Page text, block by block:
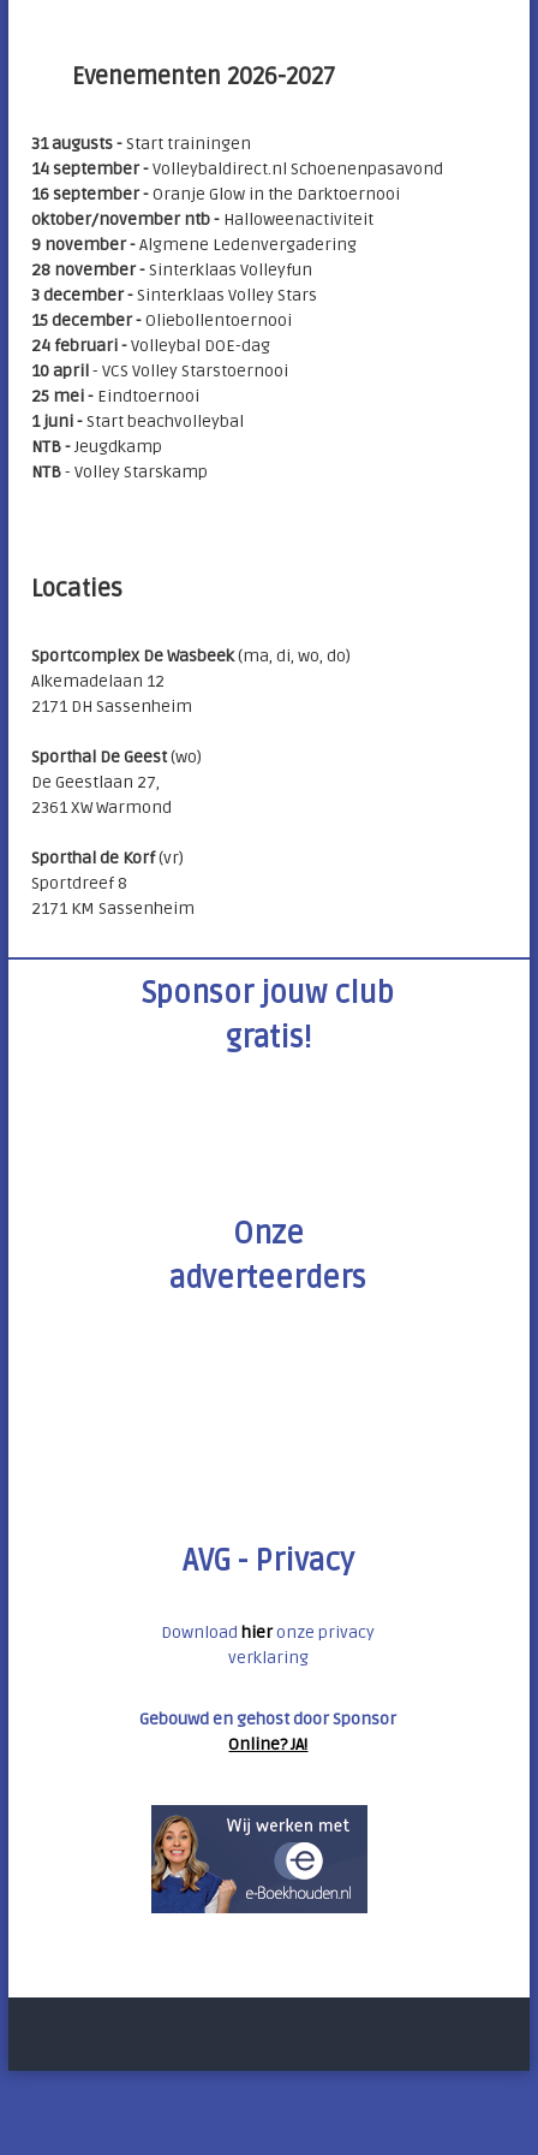
e
Evenementen 2026-2027
31 augusts -Start trainingen
14 september -Volleybaldirect.nl Schoenenpasavond
16 september -Oranje Glow in the Darktoernooi
oktober/november ntb - Halloweenactiviteit
9 november -Algmene Ledenvergadering
28 november -Sinterklaas Volleyfun
3 december -Sinterklaas Volley Stars
15 december -Oliebollentoernooi
24 februari -Volleybal DOE-dag
10 april- VCS Volley Starstoernooi
25 mei- Eindtoernooi
1 juni -Start beachvolleybal
NTB -Jeugdkamp
NTB- Volley Starskamp
Locaties
Sportcomplex De Wasbeek(ma, di, wo, do)
Alkemadelaan 12
2171 DH Sassenheim
Sporthal De Geest(wo)
De Geestlaan 27,
2361 XW Warmond
Sporthal de Korf(vr)
Sportdreef 8
2171 KM Sassenheim
Sponsor jouw club
gratis!
Onze
adverteerders
AVG - Privacy
Download hieronze privacy
verklaring
Gebouwd en gehost door Sponsor
Online? JA!